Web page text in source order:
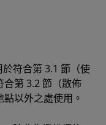
符合第 3.1 節（使
合第 3.2 節（散佈
以外之處使用。